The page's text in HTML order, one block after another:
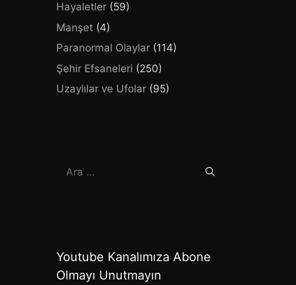
Hayaletler (59)
Manşet (4)
Paranormal Olaylar (114)
Şehir Efsaneleri (250)
Uzaylılar ve Ufolar (95)
için
Youtube Kanalımıza Abone
Olmayı Unutmayın